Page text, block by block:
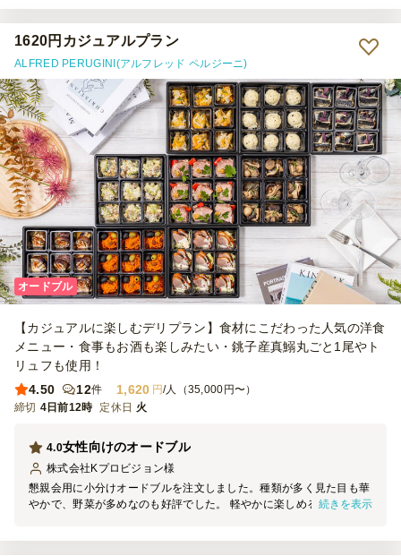
す。
1620円カジュアルプラン
ALFRED PERUGINI(アルフレッド ペルジーニ)
オードブル
【カジュアルに楽しむデリプラン】食材にこだわった人気の洋食
メニュー・食事もお酒も楽しみたい・銚子産真鰯丸ごと1尾やト
リュフも使用！
4.50
12件 1,620 円/人（35,000円〜）
締切 4日前12時 定休日 火
女性向けのオードブル
4.0
株式会社Kプロビジョン様
懇親会用に小分けオードブルを注文しました。種類が多く見た目も華
やかで、野菜が多めなのも好評でした。 軽やかに楽しめる内容で、
続きを表示